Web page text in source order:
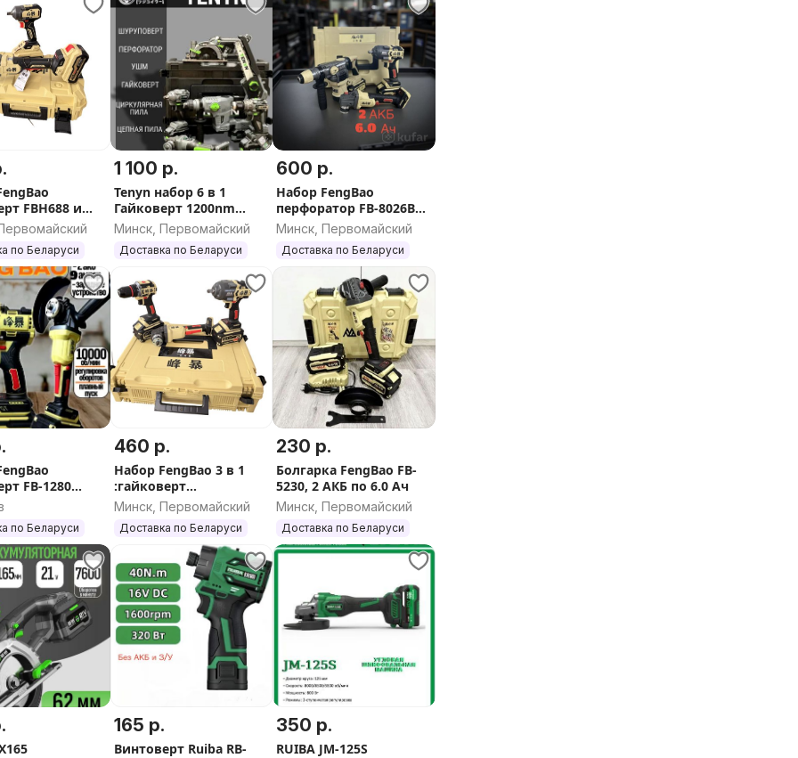
FBH688 и
FBH20-125,2
Ач
по Беларуси
1 100 р.
Tenyn набор 6 в 1
Гайковерт 1200nm
УШМ 125мм
шуруповерт 65nm
Цепная пила
Перфоратор
Минск, Первомайский
Доставка по Беларуси
600 р.
Набор FengBao
перфоратор FB-8026B
,ушм FB-
5230,гайковерт FB
-1280 , 2 шт 6.0 АЧ
Минск, Первомайский
Доставка по Беларуси
FB-1280
FB-5230 2 АКБ
по Беларуси
460 р.
Набор FengBao 3 в 1
:гайковерт
1280,шуруповерт
2113,болгарка 5230,
6.0Ач
Минск, Первомайский
Доставка по Беларуси
230 р.
Болгарка FengBao FB-
5230, 2 АКБ по 6.0 Ач
Минск, Первомайский
Доставка по Беларуси
165 р.
Винтоверт Ruiba RB-
350 р.
RUIBA JM-125S